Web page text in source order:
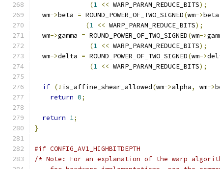
(1 << WARP_PARAM_REDUCE_BITS);
  wm
->beta = ROUND_POWER_OF_TWO_SIGNED(wm->beta
(1 << WARP_PARAM_REDUCE_BITS);
  wm
->gamma = ROUND_POWER_OF_TWO_SIGNED(wm->
(1 << WARP_PARAM_REDUCE_BITS);
  wm
->delta = ROUND_POWER_OF_TWO_SIGNED(wm->
(1 << WARP_PARAM_REDUCE_BITS);
if (! is_affine_shear_allowed(wm->alpha, wm->
return 0;
return 1;
}
#if CONFIG_AV1_HIGHBITDEPTH
/* Note: For an explanation of the warp